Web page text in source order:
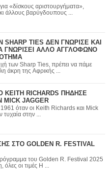
«δίσκους αριστουργήματα»,
άλλους βαρύγδουπους ...
SHARP TIES ΔΕΝ ΓΝΩΡΙΣΕ ΚΑΙ
ΓΝΩΡΙΣΕΙ ΑΛΛΟ ΑΓΓΛΟΦΩΝΟ
να πάμε
άκρη της Αφρικής ...
RICHARDS ΠΗΔΗΣΕ
JAGGER
Richards και Mick
τυχαία στην ...
ΣΤΟ GOLDEN R. FESTIVAL
R. Festival 2025
οι τιμές Η ...